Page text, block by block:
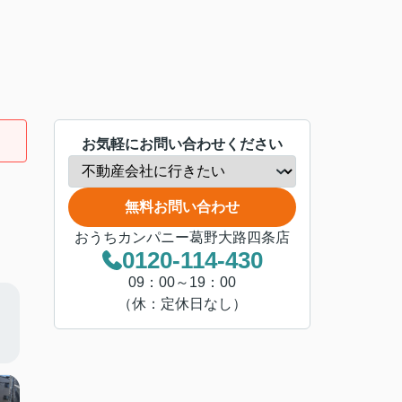
お気軽にお問い合わせください
無料お問い合わせ
おうちカンパニー葛野大路四条店
0120-114-430
09：00～19：00
（休：定休日なし）